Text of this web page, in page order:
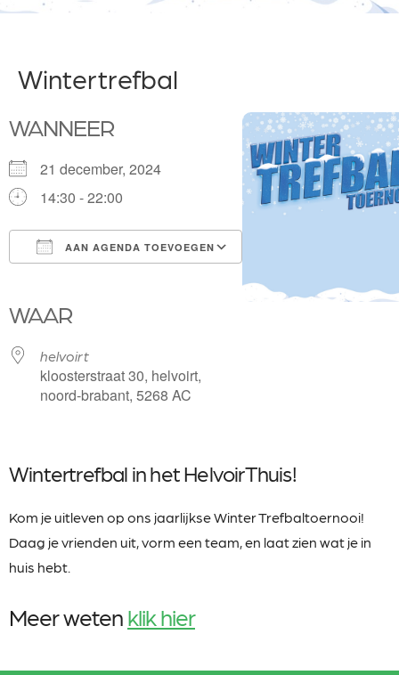
Wintertrefbal
WANNEER
21 december, 2024
14:30 - 22:00
AAN AGENDA TOEVOEGEN
Outlook Live
WAAR
helvoirt
kloosterstraat 30, helvoirt,
noord-brabant, 5268 AC
Wintertrefbal in het HelvoirThuis!
Kom je uitleven op ons jaarlijkse Winter Trefbaltoernooi!
Daag je vrienden uit, vorm een team, en laat zien wat je in
huis hebt.
Meer wetenklik hier